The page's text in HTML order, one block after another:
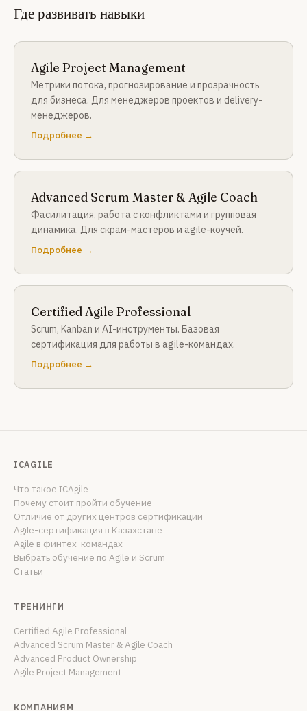
Где развивать навыки
Agile Project Management
Метрики потока, прогнозирование и прозрачность
для бизнеса. Для менеджеров проектов и delivery-
менеджеров.
Подробнее →
Advanced Scrum Master & Agile Coach
Фасилитация, работа с конфликтами и групповая
динамика. Для скрам-мастеров и agile-коучей.
Подробнее →
Certified Agile Professional
Scrum, Kanban и AI-инструменты. Базовая
сертификация для работы в agile-командах.
Подробнее →
ICAGILE
Что такое ICAgile
Почему стоит пройти обучение
Отличие от других центров сертификации
Agile-сертификация в Казахстане
Agile в финтех-командах
Выбрать обучение по Agile и Scrum
Статьи
ТРЕНИНГИ
Certified Agile Professional
Advanced Scrum Master & Agile Coach
Advanced Product Ownership
Agile Project Management
КОМПАНИЯМ